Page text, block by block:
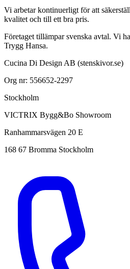
Vi arbetar kontinuerligt för att
kvalitet och till ett bra pris.
Företaget tillämpar svenska avtal. Vi
Trygg Hansa.
Cucina Di Design AB (stenskivor.se)
Org nr: 556652-2297
Stockholm
VICTRIX Bygg&Bo Showroom
Ranhammarsvägen 20 E
168 67 Bromma Stockholm